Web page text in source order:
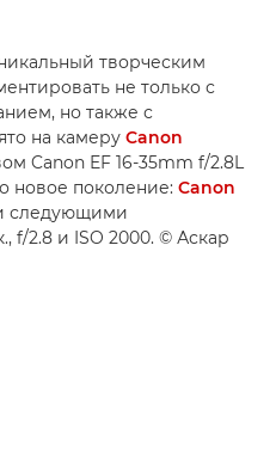
творческим
не только с
но также с
на камеру Canon
Canon EF 16-35mm f/2.8L
новое поколение: Canon
следующими
f/2.8 и ISO 2000. © Аскар